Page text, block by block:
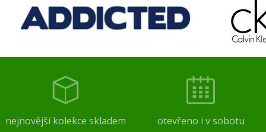
nejnovější kolekce skladem otevřeno i v sobotu